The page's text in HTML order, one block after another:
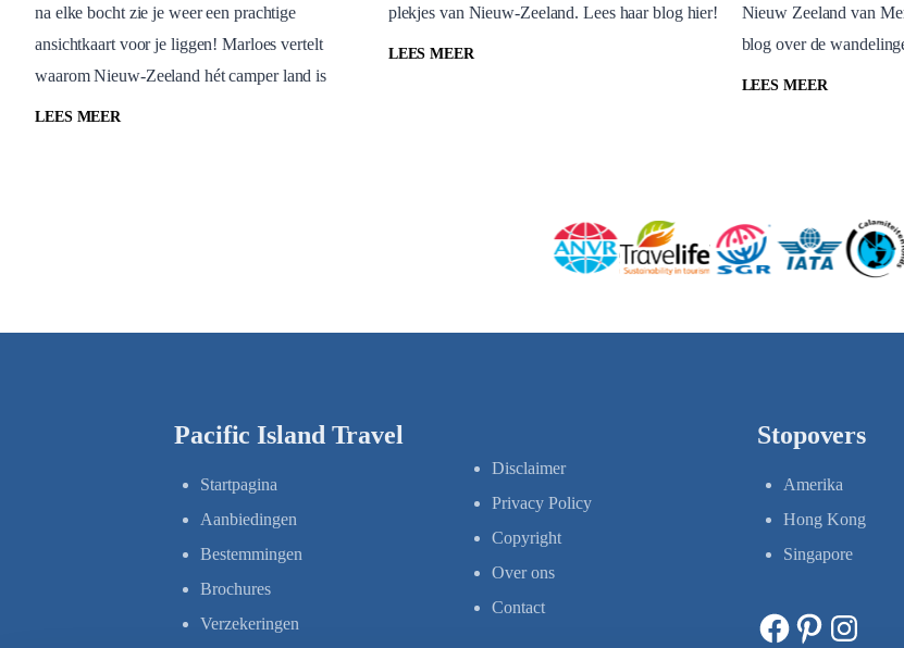
reisexpert
Jurgen vertelt waarom
Nieuw-Zeeland hét camper
land is
na elke bocht zie je weer een prachtige
ansichtkaart voor je liggen! Marloes vertelt
waarom Nieuw-Zeeland hét camper land is
LEES MEER
Nieuw-Zeeland
De tropische plekjes van
plekjes van Nieuw-Zeeland. Lees haar blog hier!
LEES MEER
Nieuw-Zeeland
Merel neemt
wandelen op
Nieuw Zeeland van
blog over de
LEES MEER
Pacific Island Travel
Startpagina
Aanbiedingen
Bestemmingen
Brochures
Verzekeringen
Disclaimer
Privacy Policy
Copyright
Over ons
Contact
Stopovers
Amerika
Hong Kong
Singapore
Facebook Pinterest Instagram